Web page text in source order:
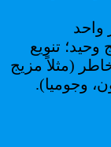
واحد
تنويع
(مثلاً مزيج
وجوميا).